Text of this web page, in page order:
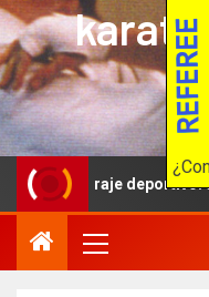
karate
El
deportivo: una